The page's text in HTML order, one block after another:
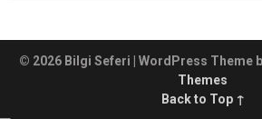
© 2026 Bilgi Seferi | WordPress Theme
Themes
Back to Top ↑